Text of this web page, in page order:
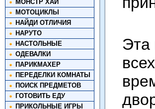
МОНСТР ХАЙ
МОТОЦИКЛЫ
НАЙДИ ОТЛИЧИЯ
НАРУТО
НАСТОЛЬНЫЕ
ОДЕВАЛКИ
ПАРИКМАХЕР
ПЕРЕДЕЛКИ КОМНАТЫ
ПОИСК ПРЕДМЕТОВ
ГОТОВИТЬ ЕДУ
ПРИКОЛЬНЫЕ ИГРЫ
Эта